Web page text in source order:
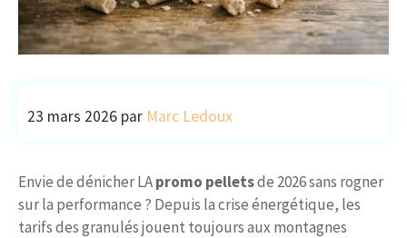
23 mars 2026 par Marc Ledoux
Envie de dénicher LApromo pelletsde 2026 sans rogner
sur la performance ? Depuis la crise énergétique, les
tarifs des granulés jouent toujours aux montagnes